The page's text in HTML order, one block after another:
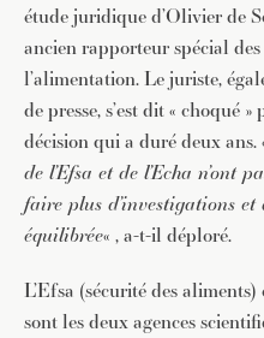
étude juridique d’Olivier de
ancien rapporteur spécial
l’alimentation. Le juriste,
de presse, s’est dit « choqué
décision qui a duré deux ans.
de l’Efsa et de l’Echa n’ont
faire plus d’investigations
équilibrée« , a-t-il déploré.
L’Efsa (sécurité des
sont les deux agences